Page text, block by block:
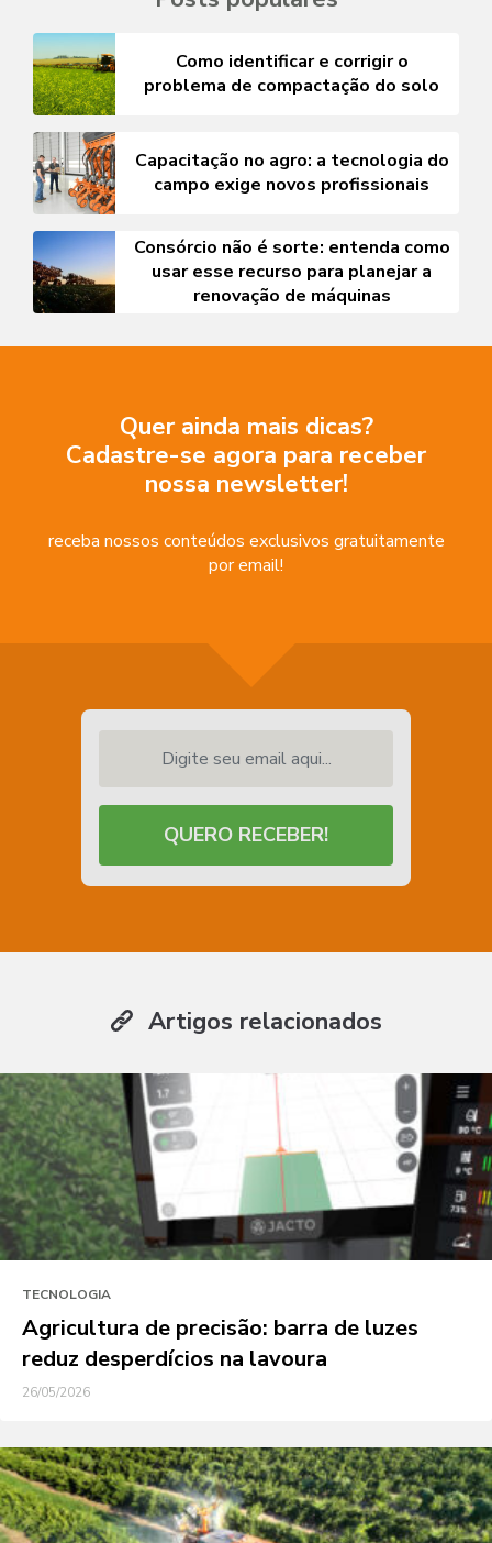
Como identificar e corrigir o
problema de compactação do solo
Capacitação no agro: a tecnologia do
campo exige novos profissionais
Consórcio não é sorte: entenda como
usar esse recurso para planejar a
renovação de máquinas
Quer ainda mais dicas?
Cadastre-se agora para receber
nossa newsletter!
receba nossos conteúdos exclusivos gratuitamente
por email!
QUERO RECEBER!
Artigos relacionados
TECNOLOGIA
Agricultura de precisão: barra de luzes
reduz desperdícios na lavoura
26/05/2026